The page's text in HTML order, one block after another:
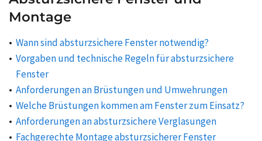
Montage
Wann sind absturzsichere Fenster notwendig?
Vorgaben und technische Regeln für absturzsichere
Fenster
Anforderungen an Brüstungen und Umwehrungen
Welche Brüstungen kommen am Fenster zum Einsatz?
Anforderungen an absturzsichere Verglasungen
Fachgerechte Montage absturzsicherer Fenster